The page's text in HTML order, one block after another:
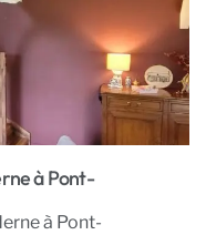
à Pont-
à Pont-